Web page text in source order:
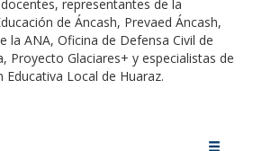
representantes de la
de Áncash, Prevaed Áncash,
la ANA, Oficina de Defensa Civil de
Proyecto Glaciares+ y especialistas de
Educativa Local de Huaraz.